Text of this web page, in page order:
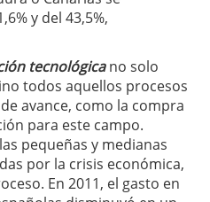
y del 43,5%,
tecnológica no solo
todos aquellos procesos
avance, como la compra
para este campo.
pequeñas y medianas
por la crisis económica,
En 2011, el gasto en